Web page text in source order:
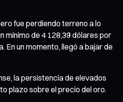
fue perdiendo terreno a lo
mínimo de 4 128,39 dólares por
En un momento, llegó a bajar de
la persistencia de elevados
plazo sobre el precio del oro.